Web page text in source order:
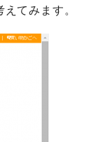
えてみます。